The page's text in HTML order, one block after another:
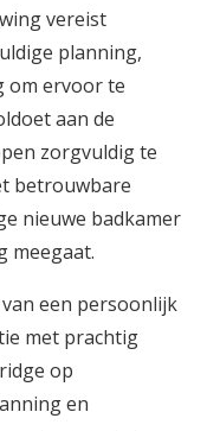
vereist
planning,
om ervoor te
aan de
zorgvuldig te
betrouwbare
nieuwe badkamer
meegaat.
een persoonlijk
met prachtig
op
en